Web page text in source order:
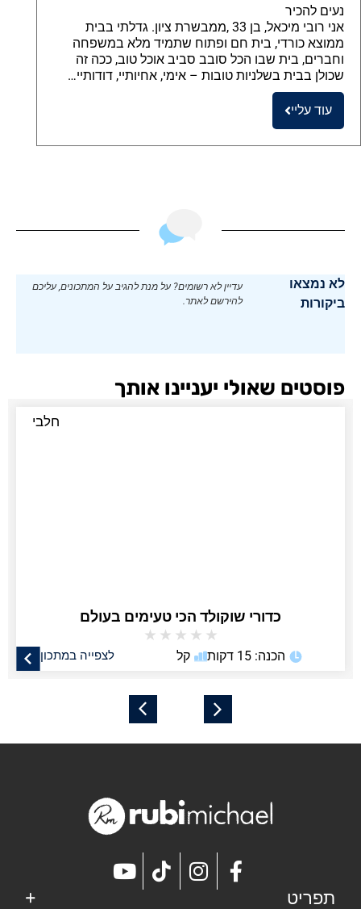
נעים להכיר
אני רובי מיכאל, בן 33 ,ממבשרת ציון. גדלתי בבית
ממוצא כורדי, בית חם ופתוח שתמיד מלא במשפחה
וחברים, בית שבו הכל סובב סביב אוכל טוב, ככה זה
שכולן בבית בשלניות טובות – אימי, אחיותיי, דודותיי…
עוד עליי
לא נמצאו
ביקורות
עדיין לא רשומים? על מנת להגיב על המתכונים, עליכם
להירשם לאתר.
פוסטים שאולי יעניינו אותך
חלבי
כדורי שוקולד הכי טעימים בעולם
★
★
★
★
★
לצפייה במתכון הכנה: 15 דקות קל
תפריט